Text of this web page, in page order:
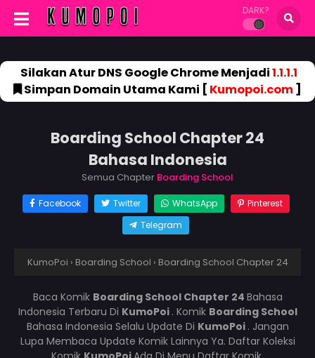
DARK?
Silakan Atur DNS Google Chrome Menjadi1.1.1.1
Simpan Domain Utama Kami [ Kumopoi.com]
Boarding School Chapter 24
Bahasa Indonesia
Semua Chapter Boarding School
Facebook Twitter WhatsApp
Pinterest
Telegram
KumoPoi › Boarding School › Boarding School Chapter 24
Baca Komik Boarding School Chapter 24 Bahasa
Indonesia Terbaru Di KumoPoi . Komik Boarding School
Bahasa Indonesia Selalu Update Di KumoPoi . Jangan
Lupa Membaca Update Komik Lainnya Ya. Daftar Koleksi